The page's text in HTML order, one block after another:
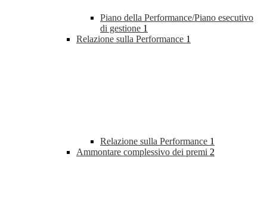
Piano della Performance/Piano esecutivo
di gestione 1
Relazione sulla Performance 1
Relazione sulla Performance 1
Ammontare complessivo dei premi 2